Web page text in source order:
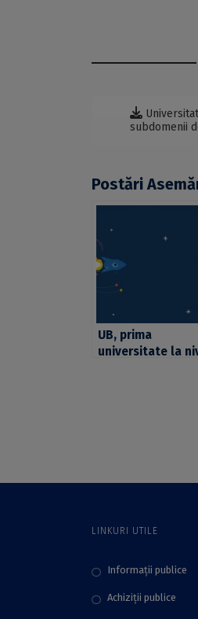
subdomenii
Postări
UB, prima
universitate la
LINKURI UTILE
Informații publice
Achiziții publice